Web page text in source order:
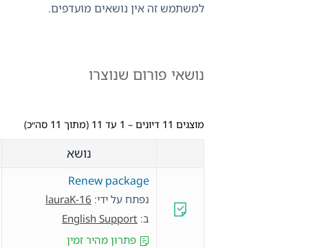
למשתמש זה אין נושאים מועדפים.
נושאי פורום שנוצרו
מוצגים 11 דיונים – 1 עד 11 (מתוך 11 סה״כ)
נושא
Renew package
נפתח על ידי: lauraK-16
ב: English Support
פתרון מהיר זמין